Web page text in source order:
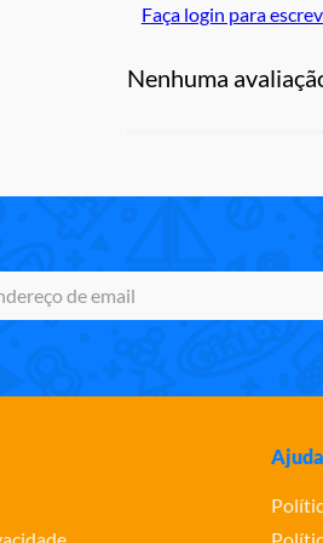
Faça login para
Nenhuma
Ajuda